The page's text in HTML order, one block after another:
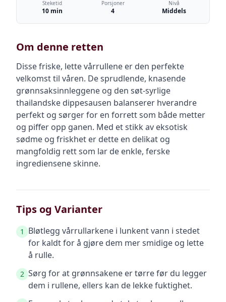
Steketid
10 min
Porsjoner
4
Nivå
Middels
Om denne retten
Disse friske, lette vårrullene er den perfekte
velkomst til våren. De sprudlende, knasende
grønnsaksinnleggene og den søt-syrlige
thailandske dippesausen balanserer hverandre
perfekt og sørger for en forrett som både metter
og piffer opp ganen. Med et stikk av eksotisk
sødme og friskhet er dette en delikat og
mangfoldig rett som lar de enkle, ferske
ingrediensene skinne.
Tips og Varianter
1
Bløtlegg vårrullarkene i lunkent vann i stedet
for kaldt for å gjøre dem mer smidige og lette
å rulle.
2 Sørg for at grønnsakene er tørre før du legger
dem i rullene, ellers kan de lekke fuktighet.